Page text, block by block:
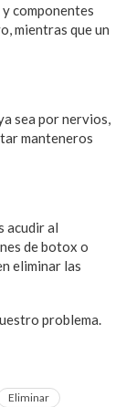
componentes
mientras que un
sea por nervios,
manteneros
acudir al
de botox o
eliminar las
problema.
Eliminar